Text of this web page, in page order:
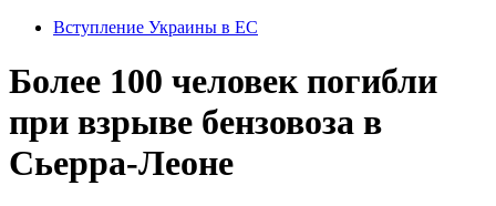
Вступление Украины в ЕС
Более 100 человек погибли
при взрыве бензовоза в
Сьерра-Леоне